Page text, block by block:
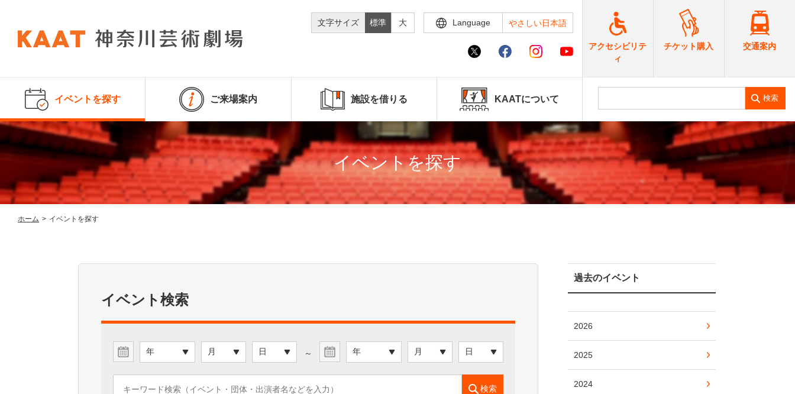
文字サイズ 標準 大 Language やさしい日本語
アクセシビリテ
ィ
チケット購入 交通案内
イベントを探す ご来場案内 施設を借りる KAATについて 検索
イベントを探す
ホーム > イベントを探す
イベント検索
～
検索
過去のイベント
2026
2025
2024